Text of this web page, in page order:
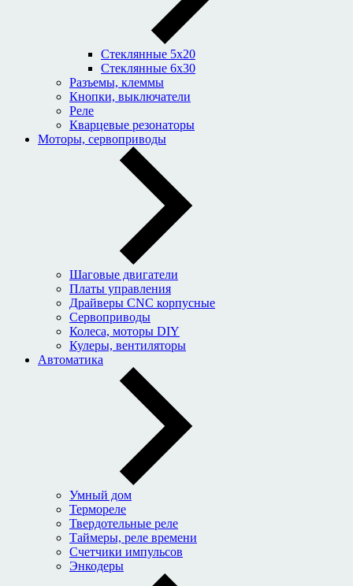
Стеклянные 5x20
Стеклянные 6x30
Разъемы, клеммы
Кнопки, выключатели
Реле
Кварцевые резонаторы
Моторы, сервоприводы
Шаговые двигатели
Платы управления
Драйверы CNC корпусные
Сервоприводы
Колеса, моторы DIY
Кулеры, вентиляторы
Автоматика
Умный дом
Термореле
Твердотельные реле
Таймеры, реле времени
Счетчики импульсов
Энкодеры